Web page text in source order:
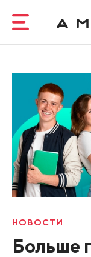
НОВОСТИ
Больше